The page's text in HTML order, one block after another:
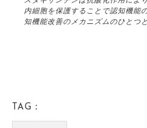
内細胞を保護することで認知機能
知機能改善のメカニズムのひとつ
TAG：